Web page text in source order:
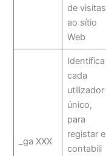
de visitas
ao sítio
Web
_ga XXX
Identifica
cada
utilizador
único,
para
registar e
contabili